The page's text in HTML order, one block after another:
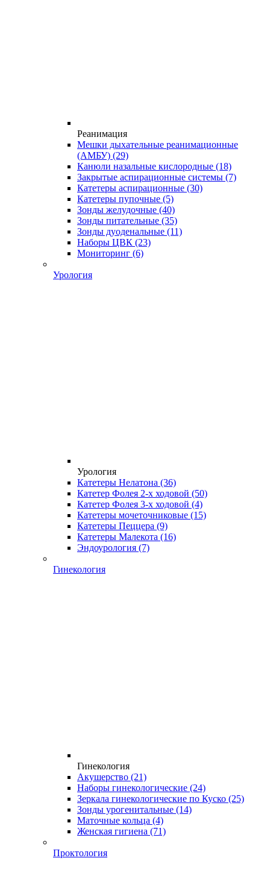
Реанимация
Мешки дыхательные реанимационные
(АМБУ) (29)
Канюли назальные кислородные (18)
Закрытые аспирационные системы (7)
Катетеры аспирационные (30)
Катетеры пупочные (5)
Зонды желудочные (40)
Зонды питательные (35)
Зонды дуоденальные (11)
Наборы ЦВК (23)
Мониторинг (6)
Урология
Урология
Катетеры Нелатона (36)
Катетер Фолея 2-х ходовой (50)
Катетер Фолея 3-х ходовой (4)
Катетеры мочеточниковые (15)
Катетеры Пеццера (9)
Катетеры Малекота (16)
Эндоурология (7)
Гинекология
Гинекология
Акушерство (21)
Наборы гинекологические (24)
Зеркала гинекологические по Куско (25)
Зонды урогенитальные (14)
Маточные кольца (4)
Женская гигиена (71)
Проктология